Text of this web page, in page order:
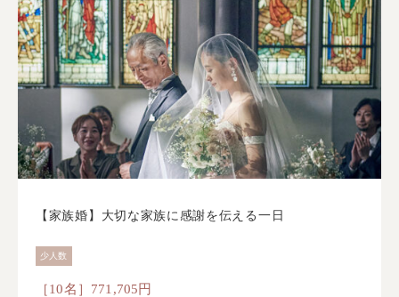
【家族婚】大切な家族に感謝を伝える一日
少人数
［10名］771,705円